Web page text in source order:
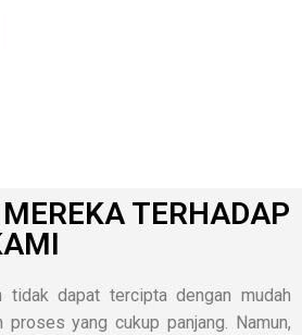
TERHADAP
tidak dapat tercipta dengan mudah
proses yang cukup panjang. Namun,